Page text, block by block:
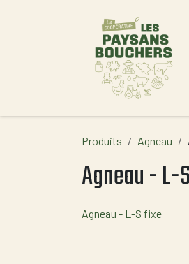
Produits Agneau
Agneau - L-
Agneau - L-S fixe